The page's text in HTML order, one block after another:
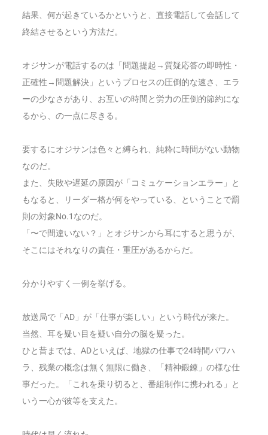
結果、何が起きているかというと、直接電話して会話して
終結させるという方法だ。
オジサンが電話するのは「問題提起→質疑応答の即時性・
正確性→問題解決」というプロセスの圧倒的な速さ、エラ
ーの少なさがあり、お互いの時間と労力の圧倒的節約にな
るから、の一点に尽きる。
要するにオジサンは色々と縛られ、純粋に時間がない動物
なのだ。
また、失敗や遅延の原因が「コミュケーションエラー」と
もなると、リーダー格が何をやっている、ということで罰
則の対象No.1なのだ。
「〜で間違いない？」とオジサンから耳にすると思うが、
そこにはそれなりの責任・重圧があるからだ。
分かりやすく一例を挙げる。
放送局で「AD」が「仕事が楽しい」という時代が来た。
当然、耳を疑い目を疑い自分の脳を疑った。
ひと昔までは、ADといえば、地獄の仕事で24時間パワハ
ラ、残業の概念は無く無限に働き、「精神鍛錬」の様な仕
事だった。「これを乗り切ると、番組制作に携われる」と
いう一心が彼等を支えた。